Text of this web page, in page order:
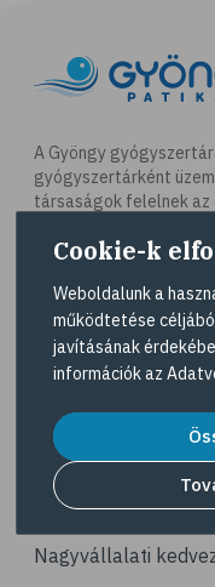
# mozgás
# síelés
# szánkózás
# snowboard
# család
# pszichológia
# hátfájás
# gerinc
# illóolaj
# fertőző
# immunrendszer
# látás
# szemszárazság
A Gyöngy
gyógyszertárként
társaságok felelnek
elérhetőségeit a
Navigáció
Akciós termékek
Gyöngy Patika
Patika kereső
Nagyvállalati
Cookie-k
Weboldalunk a
működtetése
javításának
információk az